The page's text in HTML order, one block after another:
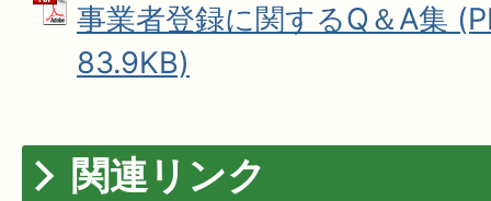
事業者登録に関するQ＆A集
83.9KB)
関連リンク